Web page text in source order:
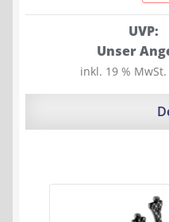
UVP:
Preis
war:
Unser
inkl. 19 % MwSt.